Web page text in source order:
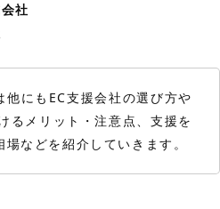
社
他にもEC支援会社の選び方や
るメリット・注意点、支援を
などを紹介していきます。